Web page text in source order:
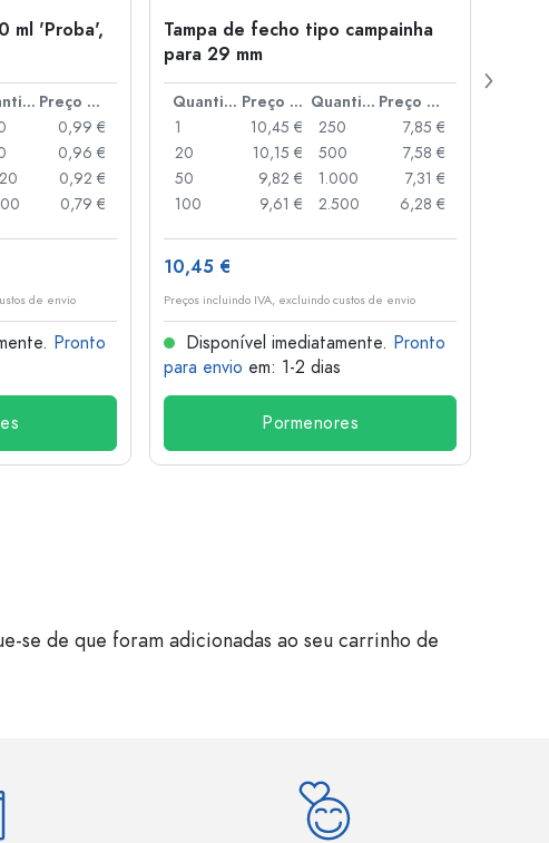
ml 'Proba',
Quantidade
Preço por peça
0,99 €
0,96 €
0,92 €
0,79 €
de envio
Pronto
Tampa de fecho tipo campainha
para 29 mm
Quantidade Preço por peça Quantidade
Preço por peça
1
10,45 €
20
10,15 €
50
9,82 €
100
9,61 €
250
7,85 €
500
7,58 €
1.000
7,31 €
2.500
6,28 €
10,45 €
Preços incluindo IVA, excluindo custos de envio
Disponível imediatamente. Pronto
para envio em: 1-2 dias
Pormenores
se de que foram adicionadas ao seu carrinho de